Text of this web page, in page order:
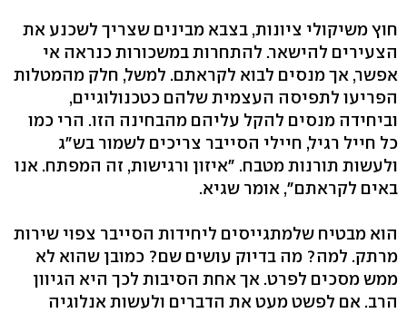
חוץ משיקולי ציונות, בצבא מבינים שצריך לשכנע את
הצעירים להישאר. להתחרות במשכורות כנראה אי
אפשר, אך מנסים לבוא לקראתם. למשל, חלק מהמטלות
הפריעו לתפיסה העצמית שלהם כטכנולוגיים,
וביחידה מנסים להקל עליהם מהבחינה הזו. הרי כמו
כל חייל רגיל, חיילי הסייבר צריכים לשמור בש"ג
ולעשות תורנות מטבח. "איזון ורגישות, זה המפתח. אנו
באים לקראתם‭,"‬ אומר שגיא.
הוא מבטיח שלמתגייסים ליחידות הסייבר צפוי שירות
מרתק. למה? מה בדיוק עושים שם? כמובן שהוא לא
ממש מסכים לפרט. אך אחת הסיבות לכך היא הגיוון
הרב. אם לפשט מעט את הדברים ולעשות אנלוגיה